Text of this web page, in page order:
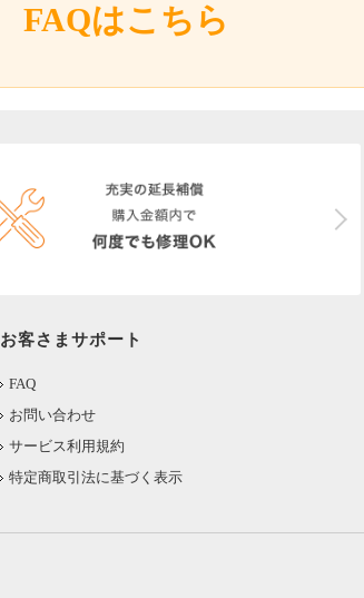
FAQはこちら
お客さまサポート
FAQ
お問い合わせ
サービス利用規約
特定商取引法に基づく表示